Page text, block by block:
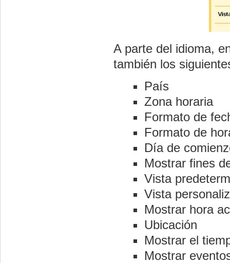
A parte del idioma,
también los
País
Zona horaria
Formato de
Formato de
Día de
Mostrar fines
Vista
Vista
Mostrar hora
Ubicación
Mostrar el
Mostrar